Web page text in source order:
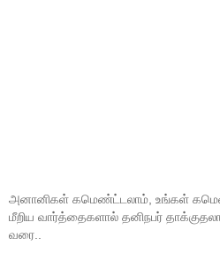
அனானிகள் கமெண்ட்டலாம், உங்கள்
மீறிய வார்த்தைகளால் தனிநபர்
வரை..